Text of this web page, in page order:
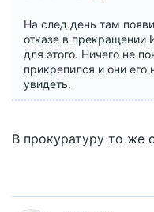
На след.день там
отказе в прекращении
для этого. Ничего не
прикрепился и они его
увидеть.
В прокуратуру то же